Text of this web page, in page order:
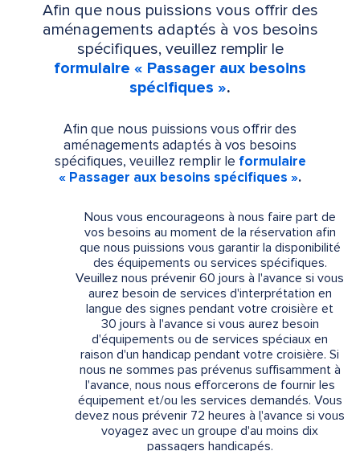
Afin que nous puissions vous offrir des
aménagements adaptés à vos besoins
spécifiques, veuillez remplir le
formulaire « Passager aux besoins
spécifiques ».
Afin que nous puissions vous offrir des
aménagements adaptés à vos besoins
spécifiques, veuillez remplir le formulaire
« Passager aux besoins spécifiques ».
Nous vous encourageons à nous faire part de
vos besoins au moment de la réservation afin
que nous puissions vous garantir la disponibilité
des équipements ou services spécifiques.
Veuillez nous prévenir 60 jours à l'avance si vous
aurez besoin de services d'interprétation en
langue des signes pendant votre croisière et
30 jours à l'avance si vous aurez besoin
d'équipements ou de services spéciaux en
raison d'un handicap pendant votre croisière. Si
nous ne sommes pas prévenus suffisamment à
l'avance, nous nous efforcerons de fournir les
équipement et/ou les services demandés. Vous
devez nous prévenir 72 heures à lְ'avance si vous
voyagez avec un groupe d'au moins dix
passagers handicapés.